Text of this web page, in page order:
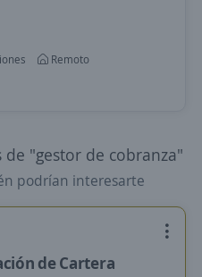
Remoto
de "gestor de cobranza"
podrían interesarte
de Cartera